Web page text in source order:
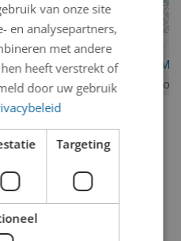
van onze site
en analysepartners,
met andere
heeft verstrekt of
door uw gebruik
Targeting